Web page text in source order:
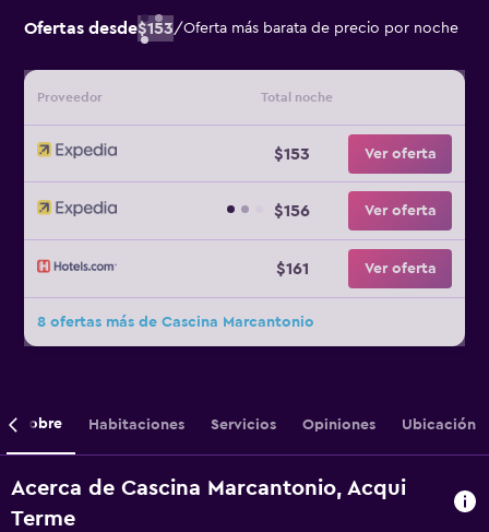
Ofertas desde$153/Oferta más barata de precio por noche
Proveedor Total noche
$153 Ver oferta
$156 Ver oferta
$161 Ver oferta
8 ofertas más de Cascina Marcantonio
Sobre Habitaciones Servicios Opiniones Ubicación
Acerca de Cascina Marcantonio, Acqui
Terme